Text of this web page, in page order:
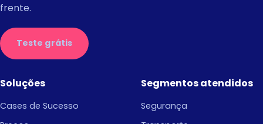
frente.
Teste grátis
Soluções
Cases de Sucesso
Segmentos atendidos
Segurança